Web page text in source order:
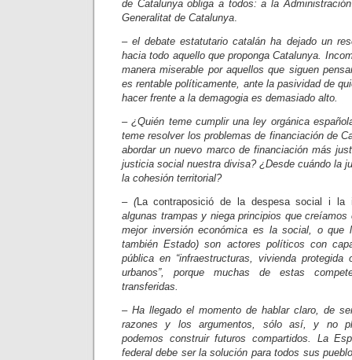
de Catalunya obliga a todos: a la
Generalitat de Catalunya.
–el debate estatutario catalán ha dejado un
hacia todo aquello que proponga Catalunya.
manera miserable por aquellos que siguen
es rentable políticamente, ante la pasividad de
hacer frente a la demagogia es demasiado alto.
–¿Quién teme cumplir una ley orgánica
teme resolver los problemas de financiación de
abordar un nuevo marco de financiación más
justicia social nuestra divisa? ¿Desde cuándo la
la cohesión territorial?
– (La contraposició de la despesa social i la
algunas trampas y niega principios que creíamos
mejor inversión económica es la social, o que
también Estado) son actores políticos con
pública en “infraestructuras, vivienda protegida
urbanos”, porque muchas de estas
transferidas.
–Ha llegado el momento de hablar claro, de
razones y los argumentos, sólo así, y no
podemos construir futuros compartidos. La
federal debe ser la solución para todos sus